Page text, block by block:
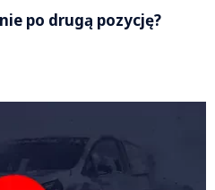
po drugą pozycję?